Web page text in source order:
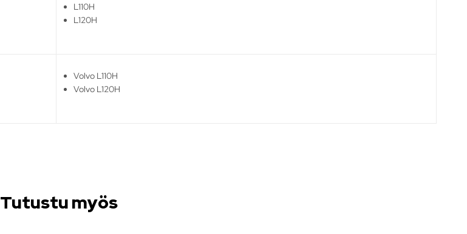
L110H
L120H
Volvo L110H
Volvo L120H
Tutustu myös